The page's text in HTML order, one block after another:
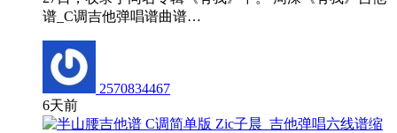
谱_C调吉他弹唱谱曲谱…
2570834467
6天前